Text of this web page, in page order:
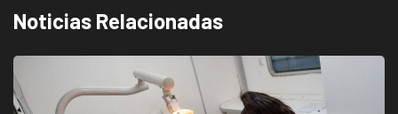
Noticias Relacionadas